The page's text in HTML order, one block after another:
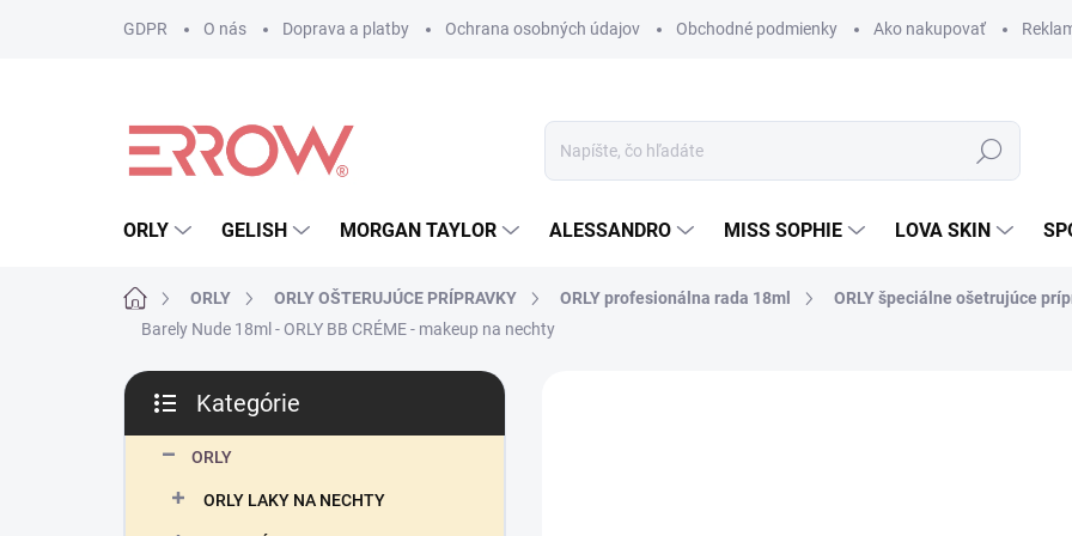
GDPR O nás Doprava a platby Ochrana osobných údajov Obchodné podmienky Ako nakupovať
Hľadať
ORLY GELISH MORGAN TAYLOR ALESSANDRO MISS SOPHIE LOVA SKIN
DomovORLY ORLY OŠTERUJÚCE PRÍPRAVKY ORLY profesionálna rada 18ml
ORLY špeciálne ošetrujúce
Barely Nude 18ml - ORLY BB CRÉME - makeup na nechty
B
č
kategórie
Kategórie
ORLY
ORLY LAKY NA NECHTY